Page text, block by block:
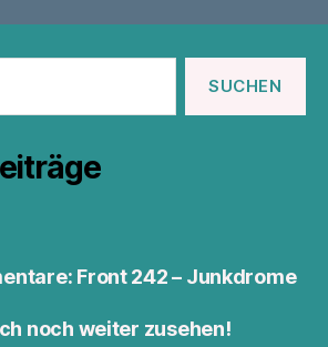
Front 242 – Junkdrome
noch weiter zusehen!